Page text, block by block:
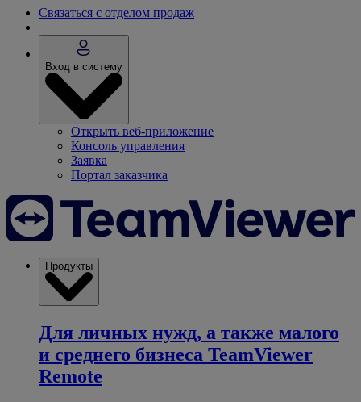
Связаться с отделом продаж
Вход в систему
Открыть веб-приложение
Консоль управления
Заявка
Портал заказчика
Продукты
Для личных нужд, а также малого
и среднего бизнеса TeamViewer
Remote